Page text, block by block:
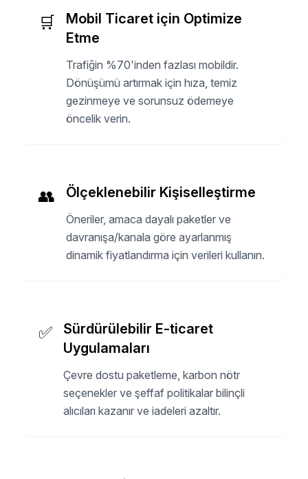
🛒
Mobil Ticaret için Optimize
Etme
Trafiğin %70'inden fazlası mobildir.
Dönüşümü artırmak için hıza, temiz
gezinmeye ve sorunsuz ödemeye
öncelik verin.
👥 Ölçeklenebilir Kişiselleştirme
Öneriler, amaca dayalı paketler ve
davranışa/kanala göre ayarlanmış
dinamik fiyatlandırma için verileri kullanın.
✅
Sürdürülebilir E-ticaret
Uygulamaları
Çevre dostu paketleme, karbon nötr
seçenekler ve şeffaf politikalar bilinçli
alıcıları kazanır ve iadeleri azaltır.